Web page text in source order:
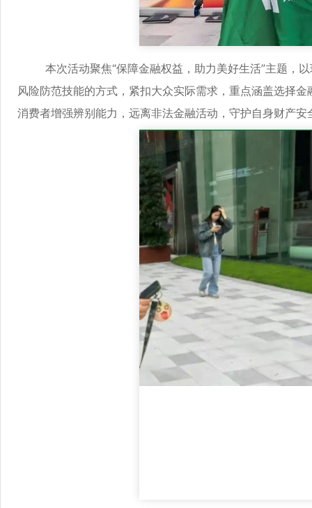
本次活动聚焦“保障金融权益，助力美好生活”主题，以
风险防范技能的方式，紧扣大众实际需求，重点涵盖选择
消费者增强辨别能力，远离非法金融活动，守护自身财产安